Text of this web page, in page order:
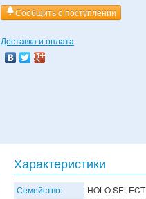
Сообщить о поступлении
Доставка и оплата
Характеристики
Семейство:
HOLO SELECT